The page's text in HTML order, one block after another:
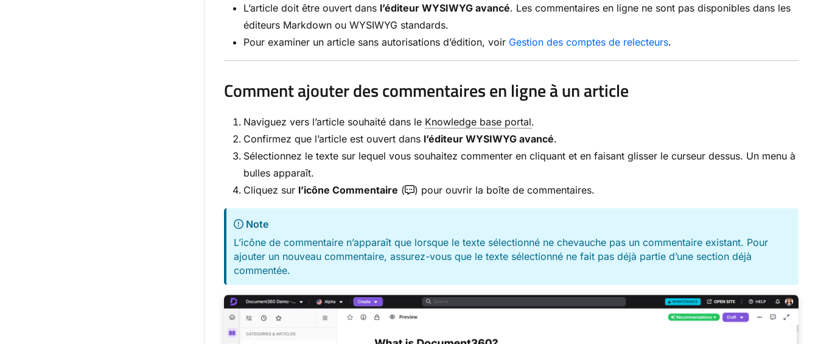
L’article doit être ouvert dans l’éditeur WYSIWYG avancé. Les commentaires en ligne ne sont pas disponibles dans les
éditeurs Markdown ou WYSIWYG standards.
Pour examiner un article sans autorisations d’édition, voir Gestion des comptes de relecteurs.
Comment ajouter des commentaires en ligne à un article
Naviguez vers l’article souhaité dans le Knowledge base portal.
Confirmez que l’article est ouvert dans l’éditeur WYSIWYG avancé.
Sélectionnez le texte sur lequel vous souhaitez commenter en cliquant et en faisant glisser le curseur dessus. Un menu à
bulles apparaît.
Cliquez sur l’icône Commentaire ( ) pour ouvrir la boîte de commentaires.
Note
L’icône de commentaire n’apparaît que lorsque le texte sélectionné ne chevauche pas un commentaire existant. Pour
ajouter un nouveau commentaire, assurez-vous que le texte sélectionné ne fait pas déjà partie d’une section déjà
commentée.